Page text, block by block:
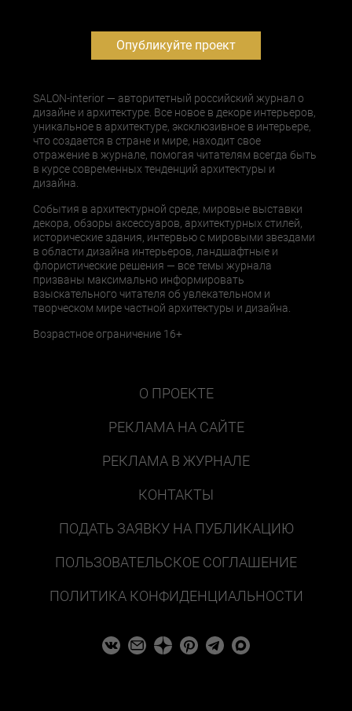
Опубликуйте проект
SALON-interior — авторитетный российский журнал о
дизайне и архитектуре. Все новое в декоре интерьеров,
уникальное в архитектуре, эксклюзивное в интерьере,
что создается в стране и мире, находит свое
отражение в журнале, помогая читателям всегда быть
в курсе современных тенденций архитектуры и
дизайна.
События в архитектурной среде, мировые выставки
декора, обзоры аксессуаров, архитектурных стилей,
исторические здания, интервью с мировыми звездами
в области дизайна интерьеров, ландшафтные и
флористические решения — все темы журнала
призваны максимально информировать
взыскательного читателя об увлекательном и
творческом мире частной архитектуры и дизайна.
Возрастное ограничение 16+
О ПРОЕКТЕ
РЕКЛАМА НА САЙТЕ
РЕКЛАМА В ЖУРНАЛЕ
КОНТАКТЫ
ПОДАТЬ ЗАЯВКУ НА ПУБЛИКАЦИЮ
ПОЛЬЗОВАТЕЛЬСКОЕ СОГЛАШЕНИЕ
ПОЛИТИКА КОНФИДЕНЦИАЛЬНОСТИ